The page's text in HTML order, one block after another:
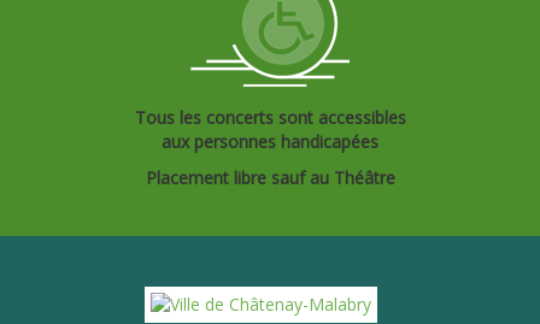
Tous les concerts sont accessibles
aux personnes handicapées
Placement libre sauf au Théâtre